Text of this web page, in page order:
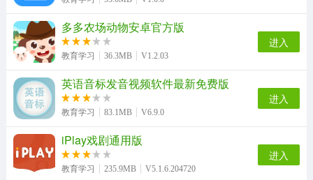
唱唱启蒙英语官方正版 有兔阅读官方版 弹弹钢琴直装版
扯淡联盟通用版 简至人人通安卓官方版 教育部全国青少年普法网免费版
课课听最新版
多多农场动物安卓官方版
教育学习 36.3MB V1.2.03
进入
英语音标发音视频软件最新免费版
教育学习 83.1MB V6.9.0
进入
iPlay戏剧通用版
教育学习 235.9MB V5.1.6.204720
进入